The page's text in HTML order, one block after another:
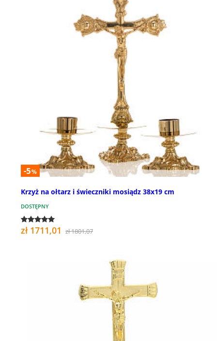
-5%
Krzyż na ołtarz i świeczniki mosiądz 38x19 cm
DOSTĘPNY
zł 1711,01 zł 1801,07